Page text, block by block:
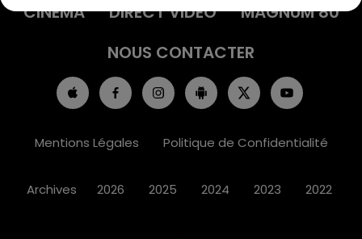
CINÉMA
DIRECT VIDÉO
MAGNUM 80
NOUS CONTACTER
Mentions Légales Politique de Confidentialité
Archives 2026 2025 2024 2023 2022